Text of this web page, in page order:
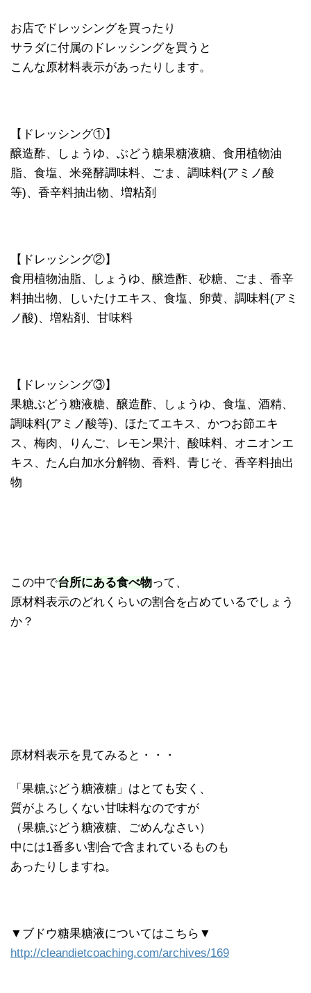
お店でドレッシングを買ったり
サラダに付属のドレッシングを買うと
こんな原材料表示があったりします。
【ドレッシング①】
醸造酢、しょうゆ、ぶどう糖果糖液糖、食用植物油
脂、食塩、米発酵調味料、ごま、調味料(アミノ酸
等)、香辛料抽出物、増粘剤
【ドレッシング②】
食用植物油脂、しょうゆ、醸造酢、砂糖、ごま、香辛
料抽出物、しいたけエキス、食塩、卵黄、調味料(アミ
ノ酸)、増粘剤、甘味料
【ドレッシング③】
果糖ぶどう糖液糖、醸造酢、しょうゆ、食塩、酒精、
調味料(アミノ酸等)、ほたてエキス、かつお節エキ
ス、梅肉、りんご、レモン果汁、酸味料、オニオンエ
キス、たん白加水分解物、香料、青じそ、香辛料抽出
物
この中で台所にある食べ物って、
原材料表示のどれくらいの割合を占めているでしょう
か？
原材料表示を見てみると・・・
「果糖ぶどう糖液糖」はとても安く、
質がよろしくない甘味料なのですが
（果糖ぶどう糖液糖、ごめんなさい）
中には1番多い割合で含まれているものも
あったりしますね。
▼ブドウ糖果糖液についてはこちら▼
http://cleandietcoaching.com/archives/169